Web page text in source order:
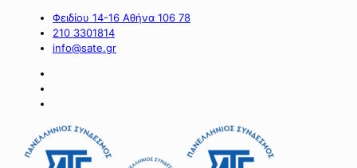
Φειδίου 14-16 Αθήνα 106 78
210 3301814
info@sate.gr